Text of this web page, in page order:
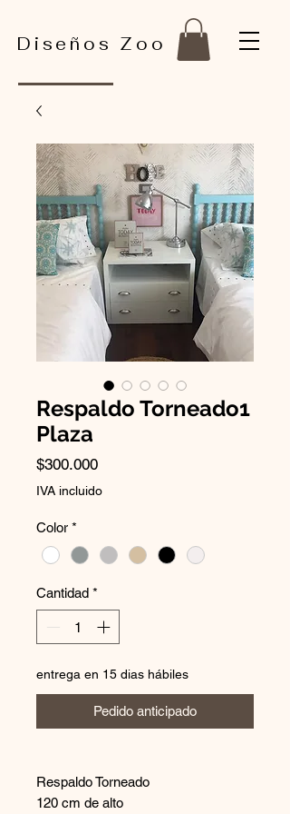
Diseños Zoo
Respaldo Torneado1
Plaza
$300.000Precio
IVA incluido
Color *
Cantidad *
entrega en 15 dias hábiles
Pedido anticipado
Respaldo Torneado
120 cm de alto